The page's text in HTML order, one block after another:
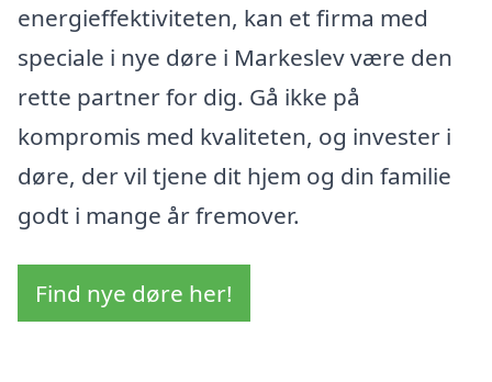
energieffektiviteten, kan et firma med
speciale i nye døre i Markeslev være den
rette partner for dig. Gå ikke på
kompromis med kvaliteten, og invester i
døre, der vil tjene dit hjem og din familie
godt i mange år fremover.
Find nye døre her!